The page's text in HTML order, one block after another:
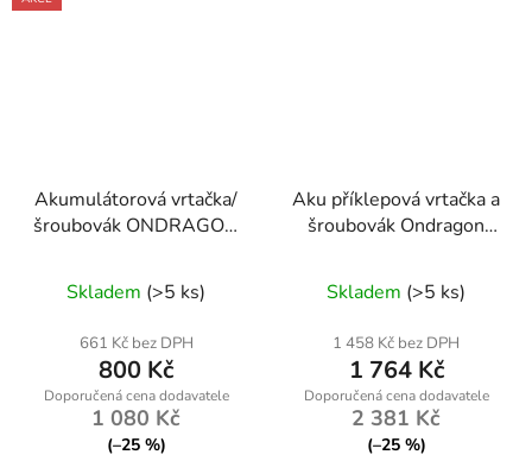
Akumulátorová vrtačka/
šroubovák ONDRAGON
baterie, 50 Nm, 2
rychlostihodnocení
produktu
je
4,0
z
Skladem (>5 ks)
661 Kč bez DPH
800 Kč
1 080 Kč
(–25 %)
Aku příklepová vrtačka a
šroubovák Ondragon
bezuhlíkový motor, 2×
5,0 Ah, sada 92 ks
Skladem (>5 ks)
1 458 Kč bez DPH
1 764 Kč
2 381 Kč
(–25 %)